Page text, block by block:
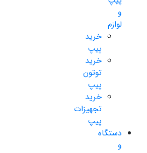
و
لوازم
خرید
پیپ
خرید
توتون
پیپ
خرید
تجهیزات
پیپ
دستگاه
و